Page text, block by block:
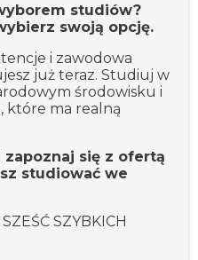
studiów?
swoją opcję.
i zawodowa
już teraz. Studiuj w
środowisku i
które ma realną
się z ofertą
studiować we
SZYBKICH